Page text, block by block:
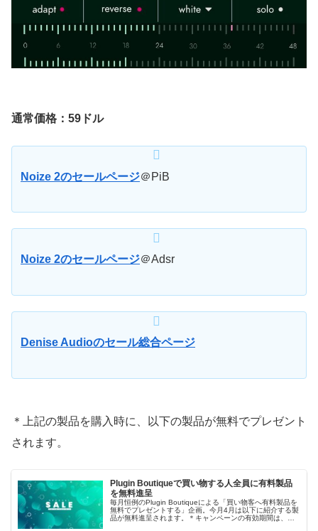
通常価格：59ドル
Noize 2のセールページ＠PiB
Noize 2のセールページ＠Adsr
Denise Audioのセール総合ページ
＊上記の製品を購入時に、以下の製品が無料でプレゼント
されます。
Plugin Boutiqueで買い物する人全員に有料製品
を無料進呈
毎月恒例のPlugin Boutiqueによる「買い物客へ有料製品を
無料でプレゼントする」企画。今月4月は以下に紹介する製
品が無料進呈されます。＊キャンペーンの有効期間は、日